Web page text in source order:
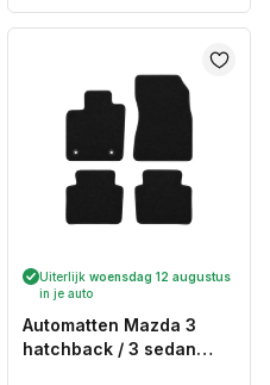
Uiterlijk woensdag 12 augustus
in je auto
Automatten Mazda 3
hatchback / 3 sedan